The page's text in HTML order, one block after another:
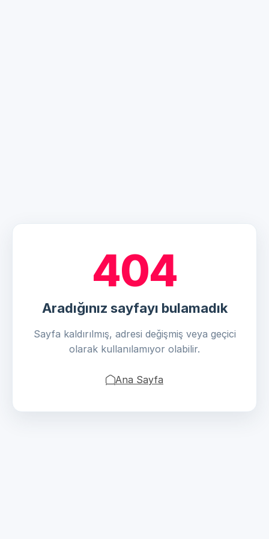
404
Aradığınız sayfayı bulamadık
Sayfa kaldırılmış, adresi değişmiş veya geçici
olarak kullanılamıyor olabilir.
Ana Sayfa